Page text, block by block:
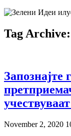
Tag
Запознајте
November 2, 2020